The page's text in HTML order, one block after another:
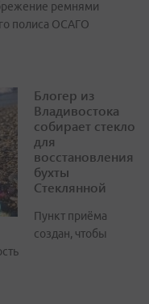
ремнями
полиса ОСАГО
Блогер из
Владивостока
собирает стекло
для
восстановления
бухты
Стеклянной
Пункт приёма
создан, чтобы